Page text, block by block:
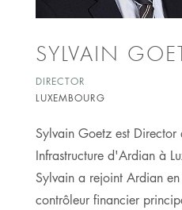
SYLVAIN
DIRECTOR
LUXEMBOURG
Sylvain Goetz est
Infrastructure d'Ardian à
Sylvain a rejoint Ardian
contrôleur financier